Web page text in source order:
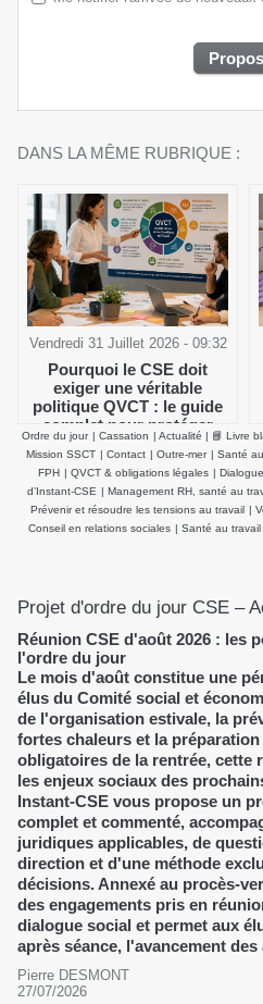
DANS LA MÊME RUBRIQUE :
Vendredi 31 Juillet 2026 - 09:32
Pourquoi le CSE doit
exiger une véritable
politique QVCT : le guide
complet pour protéger
durablement la santé
physique et mentale des
salariés
Ordre du jour | Cassation | Actualité | 📘 Livre
Mission SSCT | Contact | Outre-mer | Santé
FPH | QVCT & obligations légales |
d’Instant-CSE | Management RH, santé au
Prévenir et résoudre les tensions au travail |
Conseil en relations sociales | Santé au travail
Projet d'ordre du jour CSE –
Réunion CSE d'août 2026 : les
l'ordre du jour
Le mois d'août constitue une
élus du Comité social et
de l'organisation estivale, la
fortes chaleurs et la
obligatoires de la rentrée, cette
les enjeux sociaux des
Instant-CSE vous propose un
complet et commenté,
juridiques applicables, de
direction et d'une méthode
décisions. Annexé au procès-
des engagements pris en
dialogue social et permet aux
après séance, l'avancement
Pierre DESMONT
27/07/2026